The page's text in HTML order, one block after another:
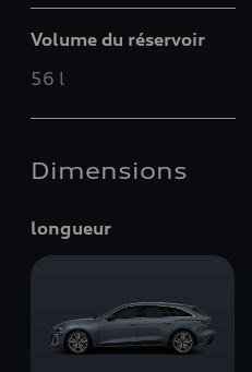
Volume du réservoir
56 l
Dimensions
longueur